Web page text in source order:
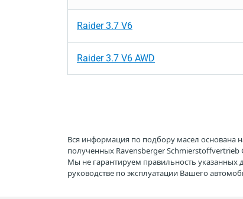
Raider 3.7 V6
Raider 3.7 V6 AWD
Вся информация по подбору масел
полученных Ravensberger Schmierstoffvertrieb
Мы не гарантируем правильность указанных
руководстве по эксплуатации Вашего